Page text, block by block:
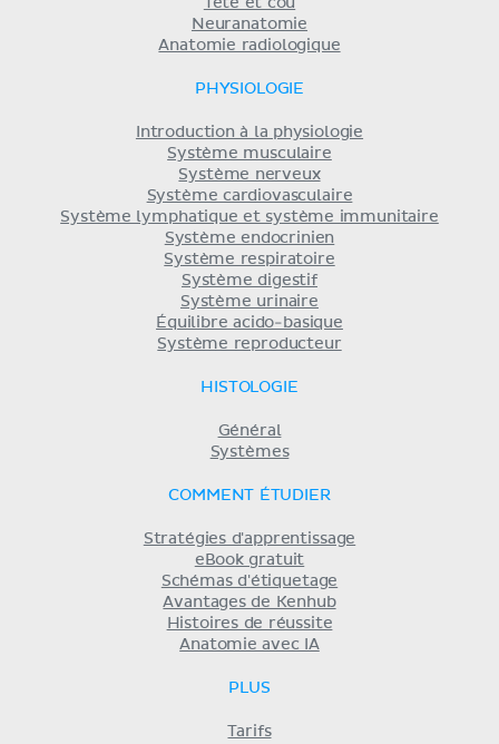
Neuranatomie
Anatomie radiologique
PHYSIOLOGIE
Introduction à la physiologie
Système musculaire
Système nerveux
Système cardiovasculaire
Système lymphatique et système immunitaire
Système endocrinien
Système respiratoire
Système digestif
Système urinaire
Équilibre acido-basique
Système reproducteur
HISTOLOGIE
Général
Systèmes
COMMENT ÉTUDIER
Stratégies d'apprentissage
eBook gratuit
Schémas d'étiquetage
Avantages de Kenhub
Histoires de réussite
Anatomie avec IA
PLUS
Tarifs